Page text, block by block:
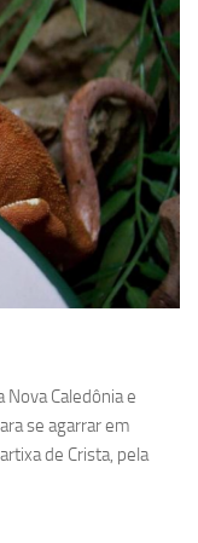
Nova Caledônia e
se agarrar em
de Crista, pela